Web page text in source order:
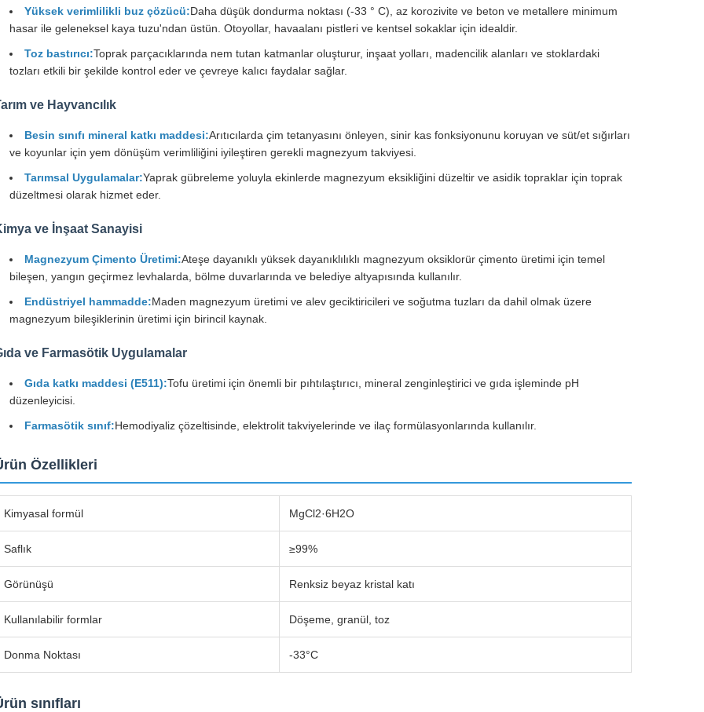
Yüksek verimlilikli buz çözücü:Daha düşük dondurma noktası (-33 ° C), az korozivite ve beton ve metallere minimum
hasar ile geleneksel kaya tuzu'ndan üstün. Otoyollar, havaalanı pistleri ve kentsel sokaklar için idealdir.
Toz bastırıcı:Toprak parçacıklarında nem tutan katmanlar oluşturur, inşaat yolları, madencilik alanları ve stoklardaki
tozları etkili bir şekilde kontrol eder ve çevreye kalıcı faydalar sağlar.
ve Hayvancılık
Besin sınıfı mineral katkı maddesi:Arıtıcılarda çim tetanyasını önleyen, sinir kas fonksiyonunu koruyan ve süt/et sığırları
ve koyunlar için yem dönüşüm verimliliğini iyileştiren gerekli magnezyum takviyesi.
Tarımsal Uygulamalar:Yaprak gübreleme yoluyla ekinlerde magnezyum eksikliğini düzeltir ve asidik topraklar için toprak
düzeltmesi olarak hizmet eder.
ve İnşaat Sanayisi
Magnezyum Çimento Üretimi:Ateşe dayanıklı yüksek dayanıklılıklı magnezyum oksiklorür çimento üretimi için temel
bileşen, yangın geçirmez levhalarda, bölme duvarlarında ve belediye altyapısında kullanılır.
Endüstriyel hammadde:Maden magnezyum üretimi ve alev geciktiricileri ve soğutma tuzları da dahil olmak üzere
magnezyum bileşiklerinin üretimi için birincil kaynak.
ve Farmasötik Uygulamalar
Gıda katkı maddesi (E511):Tofu üretimi için önemli bir pıhtılaştırıcı, mineral zenginleştirici ve gıda işleminde pH
düzenleyicisi.
Farmasötik sınıf:Hemodiyaliz çözeltisinde, elektrolit takviyelerinde ve ilaç formülasyonlarında kullanılır.
Özellikleri
Kimyasal formül MgCl2·6H2O
Saflık ≥99%
Görünüşü Renksiz beyaz kristal katı
Kullanılabilir formlar Döşeme, granül, toz
Donma Noktası -33°C
sınıfları